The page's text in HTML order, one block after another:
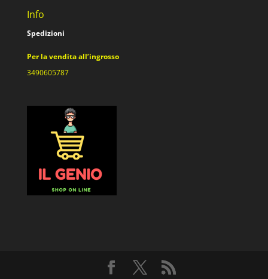
Info
Spedizioni
Per la vendita all’ingrosso
3490605787